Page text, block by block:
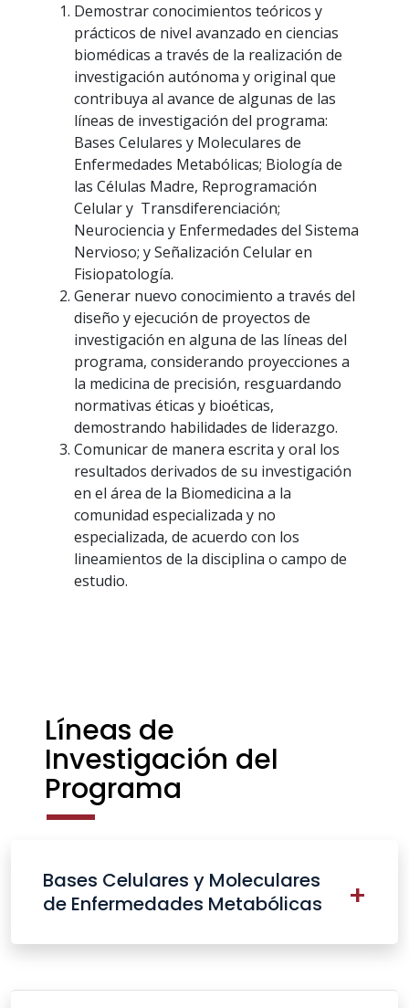
Demostrar conocimientos teóricos y
prácticos de nivel avanzado en ciencias
biomédicas a través de la realización de
investigación autónoma y original que
contribuya al avance de algunas de las
líneas de investigación del programa:
Bases Celulares y Moleculares de
Enfermedades Metabólicas; Biología de
las Células Madre, Reprogramación
Celular y Transdiferenciación;
Neurociencia y Enfermedades del Sistema
Nervioso; y Señalización Celular en
Fisiopatología.
Generar nuevo conocimiento a través del
diseño y ejecución de proyectos de
investigación en alguna de las líneas del
programa, considerando proyecciones a
la medicina de precisión, resguardando
normativas éticas y bioéticas,
demostrando habilidades de liderazgo.
Comunicar de manera escrita y oral los
resultados derivados de su investigación
en el área de la Biomedicina a la
comunidad especializada y no
especializada, de acuerdo con los
lineamientos de la disciplina o campo de
estudio.
Líneas de
Investigación del
Programa
Bases Celulares y Moleculares
de Enfermedades Metabólicas